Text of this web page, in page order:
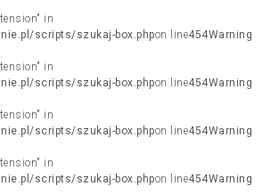
in
scripts/szukaj-box.phpon line454Warning
in
scripts/szukaj-box.phpon line454Warning
in
scripts/szukaj-box.phpon line454Warning
in
scripts/szukaj-box.phpon line454Warning